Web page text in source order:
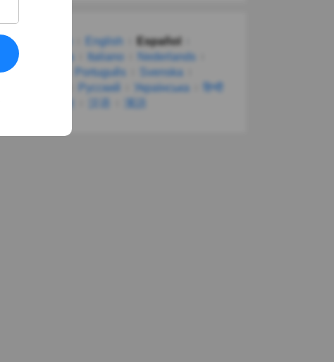
English
Español
Italiano
Nederlands
Português
Svenska
Русский Українська
हिन्दी